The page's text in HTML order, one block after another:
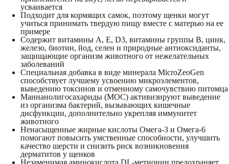
усваивается
Подходит для кормящих самок, поэтому щенки могут
учиться принимать твердую пищу вместе с матерью на ее
примере
Содержит витамины А, Е, D3, витамины группы В, цинк,
железо, биотин, йод, селен и природные антиоксиданты,
защищающие организм животного от нежелательных
заболеваний
Специальная добавка в виде минерала MicroZeoGen
способствует лучшему усвоению микроэлементов,
выведению токсинов и отменному самочувствию питомца
Маннанолигосахариды (МОС) активизируют выведение
из организма бактерий, вызывающих кишечные
дисфункции, дополнительно укрепляя иммунитет
животного
Ненасыщенные жирные кислоты Омега-3 и Омега-6
помогают повысить умственные способности, улучшить
качество шерсти и снизить риск возникновения
дерматитов у щенков
Незаменимая аминокислота DL-метионин предохраняет